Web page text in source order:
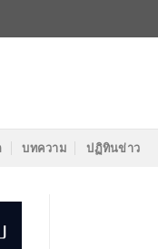
บทความ ปฏิทินข่าว